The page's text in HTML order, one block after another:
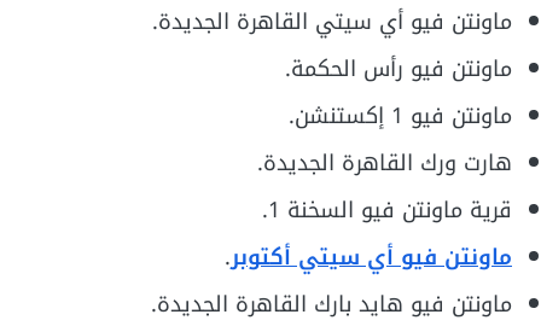
ماونتن فيو أي سيتي القاهرة الجديدة.
ماونتن فيو رأس الحكمة.
ماونتن فيو 1 إكستنشن.
هارت ورك القاهرة الجديدة.
قرية ماونتن فيو السخنة 1.
ماونتن فيو أي سيتي أكتوبر.
ماونتن فيو هايد بارك القاهرة الجديدة.